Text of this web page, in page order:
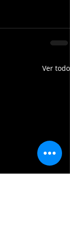
Ver todo